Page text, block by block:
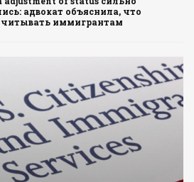
адвокат объяснила, что
иммигрантам